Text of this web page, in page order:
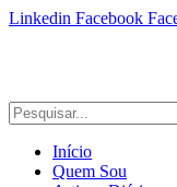
Linkedin Facebook
Início
Quem Sou